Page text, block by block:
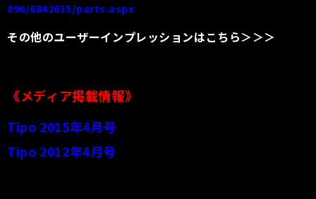
896/6842615/parts.aspx
その他のユーザーインプレッションはこちら＞＞＞
《メディア掲載情報》
Tipo 2015年4月号
Tipo 2012年4月号